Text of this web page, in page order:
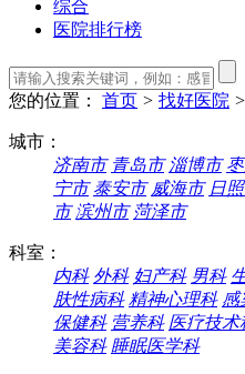
综合
医院排行榜
您的位置： 首页 > 找好医院 >
城市：
济南市 青岛市 淄博市
宁市 泰安市 威海市 日
市 滨州市 菏泽市
科室：
内科 外科 妇产科 男科
肤性病科 精神心理科 感
保健科 营养科 医疗技术
美容科 睡眠医学科